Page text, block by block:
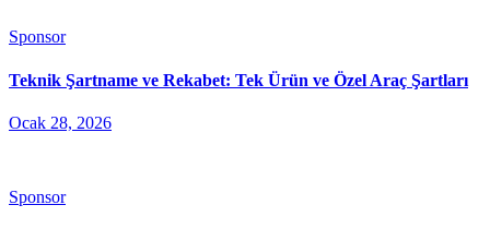
Sponsor
Teknik Şartname ve Rekabet: Tek Ürün ve Özel Araç Şartları
Ocak 28, 2026
Sponsor